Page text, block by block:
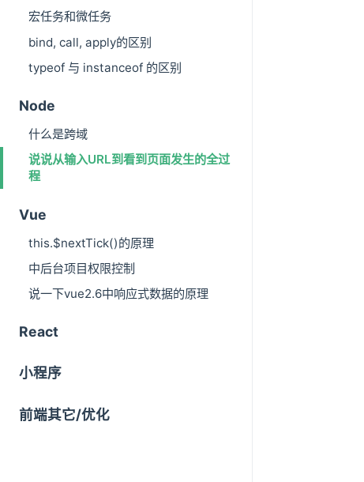
宏任务和微任务
bind, call, apply的区别
typeof 与 instanceof 的区别
Node
什么是跨域
说说从输入URL到看到页面发生的全过
程
Vue
this.$nextTick()的原理
中后台项目权限控制
说一下vue2.6中响应式数据的原理
React
小程序
前端其它/优化